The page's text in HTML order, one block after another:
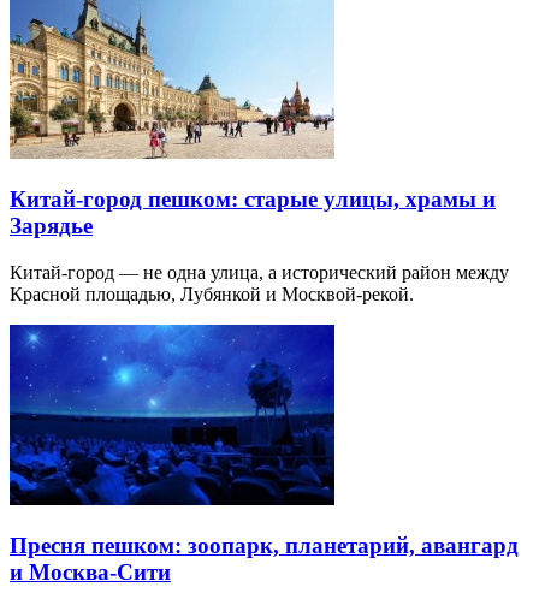
Китай-город пешком: старые улицы, храмы и
Зарядье
Китай-город — не одна улица, а исторический район между
Красной площадью, Лубянкой и Москвой-рекой.
Пресня пешком: зоопарк, планетарий, авангард
и Москва-Сити